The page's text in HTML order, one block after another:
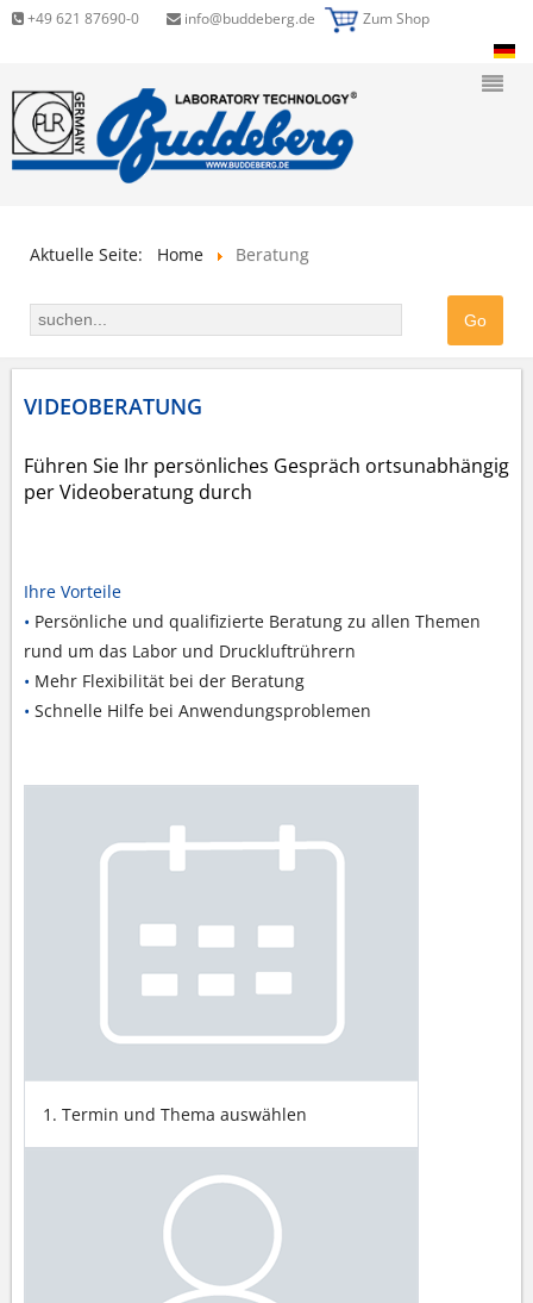
+49 621 87690-0 info@buddeberg.de Zum Shop
Aktuelle Seite: Home Beratung
VIDEOBERATUNG
Führen Sie Ihr persönliches Gespräch ortsunabhängig
per Videoberatung durch
Ihre Vorteile
• Persönliche und qualifizierte Beratung zu allen Themen
rund um das Labor und Druckluftrührern
• Mehr Flexibilität bei der Beratung
• Schnelle Hilfe bei Anwendungsproblemen
1. Termin und Thema auswählen